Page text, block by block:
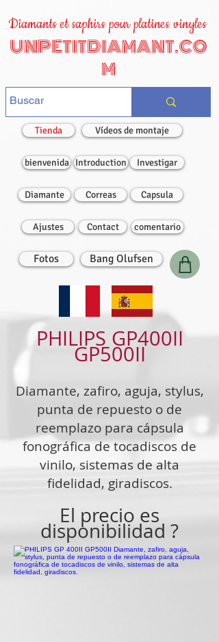
Diamants et saphirs pour platines vinyles
UNPETITDIAMANT.CO
M
Tienda Vídeos de montaje
bienvenida Introduction Investigar
Diamante Correas Capsula
Ajustes Contact comentario
Fotos Bang Olufsen
PHILIPS GP400II
GP500II
Diamante, zafiro, aguja, stylus,
punta de repuesto o de
reemplazo para cápsula
fonográfica de tocadiscos de
vinilo, sistemas de alta
fidelidad, giradiscos.
El precio es
disponibilidad ?